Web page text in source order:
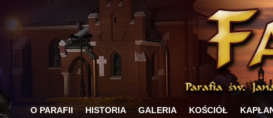
O PARAFII HISTORIA GALERIA KOŚCIÓŁ